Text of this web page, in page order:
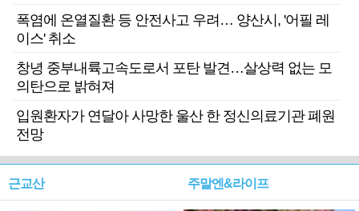
폭염에 온열질환 등 안전사고 우려… 양산시, '어필 레
이스' 취소
창녕 중부내륙고속도로서 포탄 발견…살상력 없는 모
의탄으로 밝혀져
입원환자가 연달아 사망한 울산 한 정신의료기관 폐원
전망
근교산 주말엔&라이프